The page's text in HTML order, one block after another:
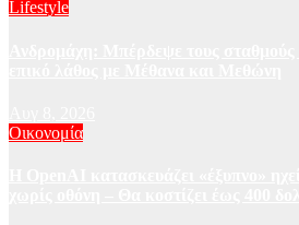
Lifestyle
Οικονομία